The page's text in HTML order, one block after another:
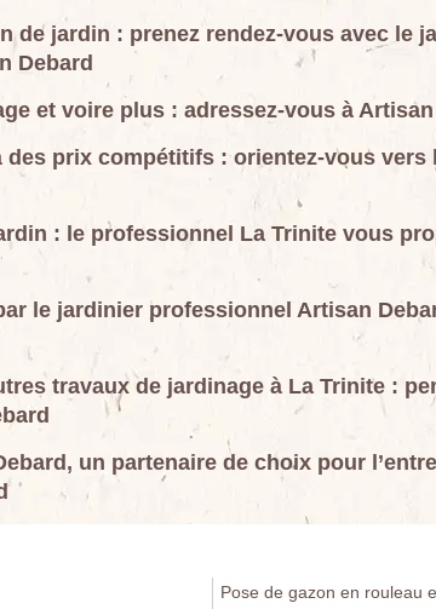
de jardin : prenez rendez-vous avec le
Debard
et voire plus : adressez-vous à Artisan
des prix compétitifs : orientez-vous vers
: le professionnel La Trinite vous
le jardinier professionnel Artisan
travaux de jardinage à La Trinite :
un partenaire de choix pour
Pose de gazon en rouleau